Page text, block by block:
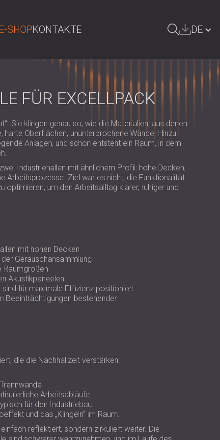
SHOPKONTAKTE DE
ÖSTERREICH | AT
SRBIJA | RS
ROMÂNIA | RO
POLAND | PL
FINLAND | FI
FÜR EXCELLPACK
Sie klingen genau so, wie die Materialien, aus denen
Oberflächen, ununterbrochene Wände. Hinzu
Anlagen, und schon entsteht ein Raum, in dem
Industriehallen mit ähnlichem Profil: hohe Decken,
Arbeitsprozesse. Ziel war es nicht, die Funktionalität
optimieren, um den Arbeitsalltag klarer, ruhiger und
mit hohen Decken
Geräuschansammlung
Raumgrößen
Akustikpaneelen
für maximale Effizienz positioniert.
Beeinträchtigungen bestehender
die die Nachhallzeit verstärken:
Arbeitsabläufe
für den Industriebau.
und das „Klingeln“ im Raum.
reflektiert, sondern zirkuliert weiter. Die